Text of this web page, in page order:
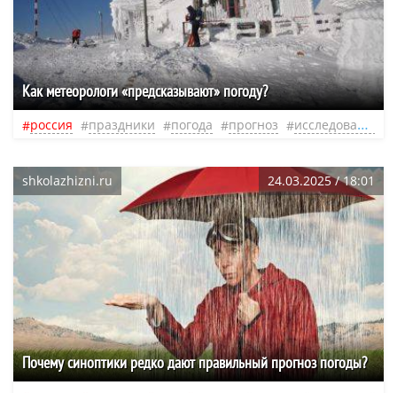
Как метеорологи «предсказывают» погоду?
россия праздники погода прогноз исследования
shkolazhizni.ru 24.03.2025 / 18:01
Почему синоптики редко дают правильный прогноз погоды?